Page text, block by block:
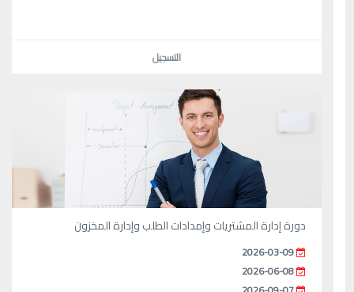
التسجيل
دورة إدارة المشتريات وإمدادات الطلب وإدارة المخزون
2026-03-09
2026-06-08